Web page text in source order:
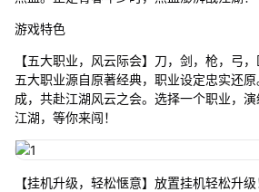
游戏特色
【五大职业，风云际会】刀，剑，枪，弓
五大职业源自原著经典，职业设定忠实还
成，共赴江湖风云之会。选择一个职业，演
江湖，等你来闯！
【挂机升级，轻松惬意】放置挂机轻松升